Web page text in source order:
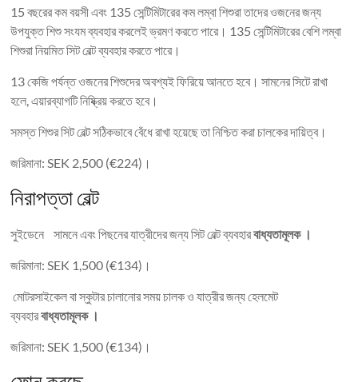
15 বছরের কম বয়সী এবং 135 সেন্টিমিটারের কম লম্বা শিশুরা তাদের ওজনের জন্য
উপযুক্ত শিশু সংযম ব্যবহার করলেই ভ্রমণ করতে পারে। 135 সেন্টিমিটারের বেশি লম্বা
শিশুরা নিয়মিত সিট বেল্ট ব্যবহার করতে পারে।
13 কেজি পর্যন্ত ওজনের শিশুদের অবশ্যই ফিরিয়ে আনতে হবে। সামনের সিটে রাখা
হলে, এয়ারব্যাগটি নিষ্ক্রিয় করতে হবে।
সমস্ত শিশুর সিট বেল্ট সঠিকভাবে বেঁধে রাখা হয়েছে তা নিশ্চিত করা চালকের দায়িত্ব।
জরিমানা: SEK 2,500 (€224)।
নিরাপত্তা বেল্ট
সুইডেনে সামনে এবং পিছনের যাত্রীদের জন্য সিট বেল্ট ব্যবহারবাধ্যতামূলক ।
জরিমানা: SEK 1,500 (€134)।
মোটরসাইকেল বা স্কুটার চালানোর সময় চালক ও যাত্রীর জন্য হেলমেট
ব্যবহারবাধ্যতামূলক ।
জরিমানা: SEK 1,500 (€134)।